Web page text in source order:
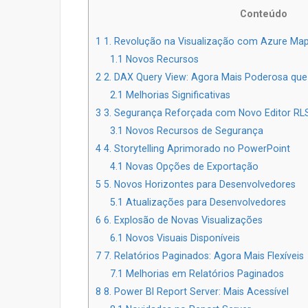
Conteúdo
1 1. Revolução na Visualização com Azure
1.1 Novos Recursos
2 2. DAX Query View: Agora Mais Poderosa
2.1 Melhorias Significativas
3 3. Segurança Reforçada com Novo Editor
3.1 Novos Recursos de Segurança
4 4. Storytelling Aprimorado no PowerPoint
4.1 Novas Opções de Exportação
5 5. Novos Horizontes para Desenvolvedores
5.1 Atualizações para Desenvolvedores
6 6. Explosão de Novas Visualizações
6.1 Novos Visuais Disponíveis
7 7. Relatórios Paginados: Agora Mais Flexíveis
7.1 Melhorias em Relatórios Paginados
8 8. Power BI Report Server: Mais Acessível